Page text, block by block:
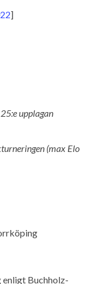
]
upplagan
(max Elo
enligt Buchholz-